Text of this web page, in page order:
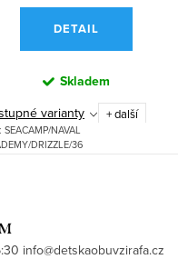
DETAIL
Skladem
varianty + další
SEACAMP/NAVAL
DRIZZLE/36
info@detskaobuvzirafa.cz